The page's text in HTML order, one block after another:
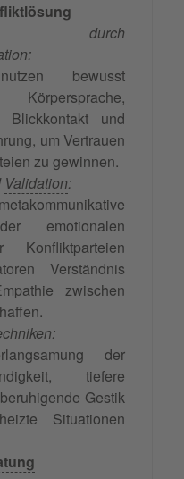
bewusst
Blickkontakt und
um Vertrauen
zu gewinnen.
Validation:
emotionalen
Verständnis
zwischen
der
tiefere
Gestik
Situationen